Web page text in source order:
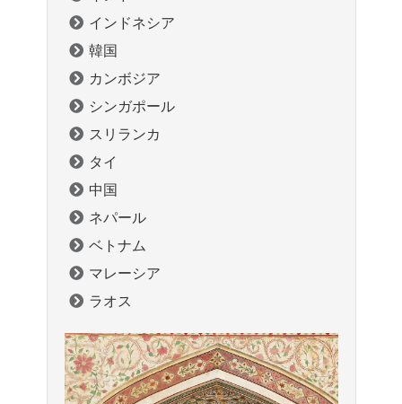
韓国
カンボジア
シンガポール
スリランカ
タイ
中国
ネパール
ベトナム
マレーシア
ラオス